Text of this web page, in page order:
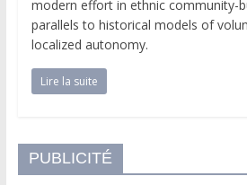
modern effort in ethnic community-
parallels to historical models of
localized autonomy.
Lire la suite
PUBLICITÉ